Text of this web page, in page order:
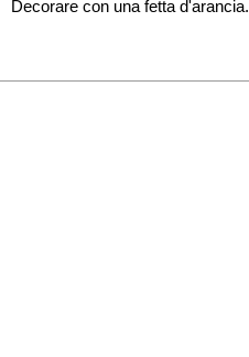
Decorare con una fetta d'arancia.